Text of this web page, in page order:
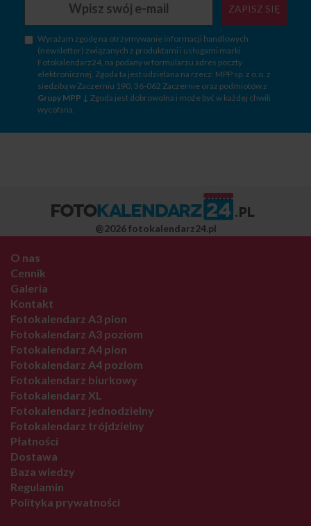
ZAPISZ SIĘ
Wyrażam zgodę na otrzymywanie informacji handlowych
(newsletter) związanych z produktami i usługami marki
Fotokalendarz24, na podany w formularzu adres poczty
elektronicznej. Zgoda ta jest udzielana na rzecz: MPP sp. z o.o. z
siedzibą w Zaczerniu 190, 36-062 Zaczernie oraz podmiotów z
Grupy MPP ↓ Zgoda jest dobrowolna i może być w każdej chwili
wycofana.
@2026 fotokalendarz24.pl
O nas
Cennik
Galeria
Kontakt
Fotokalendarz A3 pion
Fotokalendarz A3 poziom
Fotokalendarz A4 pion
Fotokalendarz A4 poziom
Fotokalendarz biurkowy
Fotokalendarz XL
Fotokalendarz jednodzielny
Fotokalendarz trójdzielny
Płatności
Dostawa
Baza wiedzy
Regulamin
Polityka prywatności